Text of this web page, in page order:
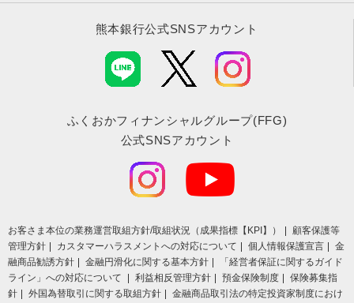
熊本銀行公式SNSアカウント
ふくおかフィナンシャルグループ(FFG)
公式SNSアカウント
お客さま本位の業務運営取組⽅針/取組状況（成果指標【KPI】）
顧客保護等
管理方針
カスタマーハラスメントへの対応について 個人情報保護宣言
金
融商品勧誘方針
金融円滑化に関する基本方針
「経営者保証に関するガイド
ライン」への対応について
利益相反管理方針 預金保険制度
保険募集指
針
外国為替取引に関する取組方針
金融商品取引法の特定投資家制度におけ